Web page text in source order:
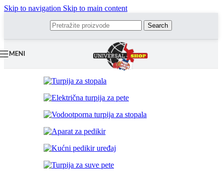
Skip to navigation Skip to main content
Search
MENI